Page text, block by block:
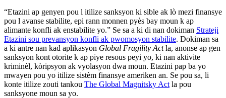
“Etazini ap genyen pou l itilize sanksyon ki sible ak lò mezi finansye
pou l avanse stabilite, epi rann monnen pyès bay moun k ap
alimante konfli ak enstabilite yo.” Se sa a ki di nan dokiman Strateji
Etazini sou prevansyon konfli ak pwomosyon stabilite. Dokiman sa
a ki antre nan kad aplikasyon Global Fragility Actla, anonse ap gen
sanksyon kont otorite k ap piye resous peyi yo, ki nan aktivite
kriminèl, kòripsyon ak vyolasyon dwa moun. Etazini pap ba yo
mwayen pou yo itilize sistèm finansye ameriken an. Se pou sa, li
konte itilize zouti tankou The Global Magnitsky Act la pou
sanksyone moun sa yo.